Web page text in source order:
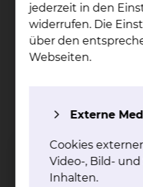
Fichtengrund 1,
jederzeit in den
widerrufen. Die
über den
Webseiten.
Externe
Cookies
Video-, Bild- und
Inhalten.